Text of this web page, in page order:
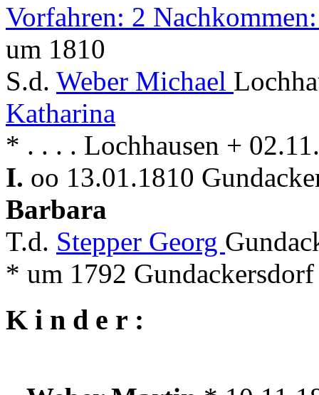
Vorfahren: 2
um 1810
S.d. Weber Michael
Katharina
* . . . . Lochhausen +
I. oo 13.01.1810
Barbara
T.d. Stepper Georg
* um 1792
K i n d e r :